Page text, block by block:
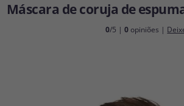
É a minha primeira vez
pedidos e consultar suas operações
Máscara de coruja de
0/5 |0 opiniões |